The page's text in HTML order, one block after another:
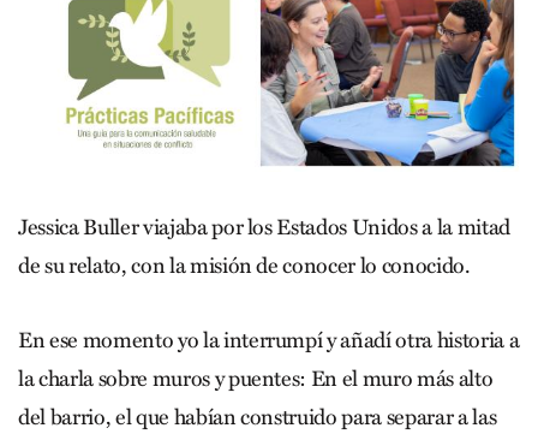
Jessica Buller viajaba por los Estados Unidos a la mitad
de su relato, con la misión de conocer lo conocido.
En ese momento yo la interrumpí y añadí otra historia a
la charla sobre muros y puentes: En el muro más alto
del barrio, el que habían construido para separar a las